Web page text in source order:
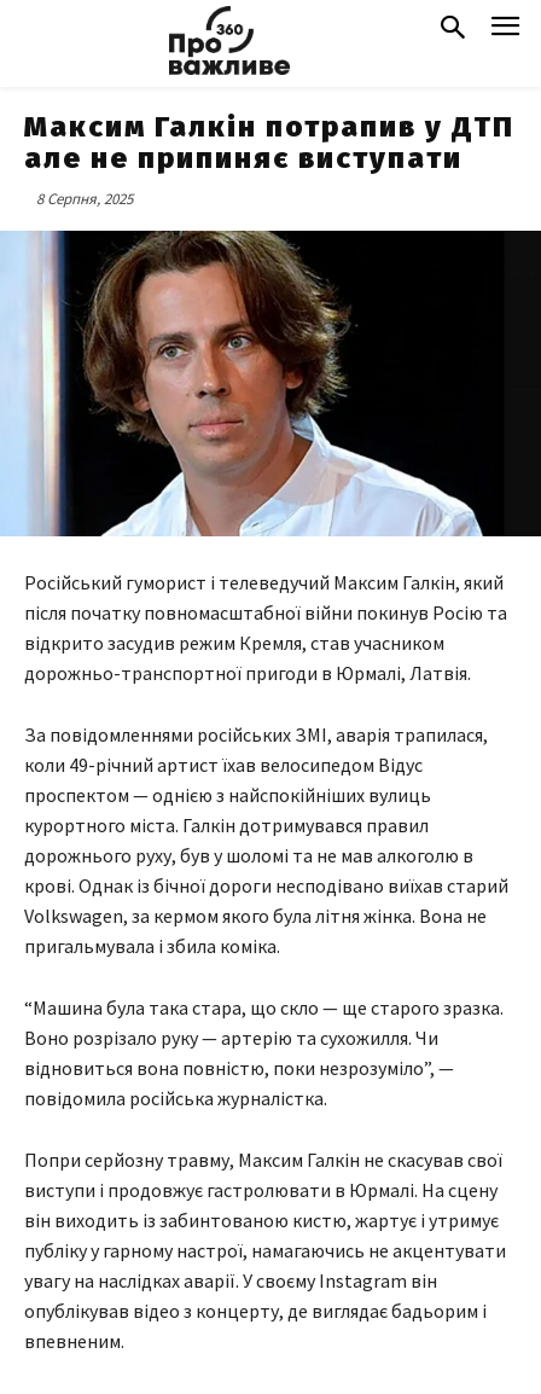
Максим Галкін потрапив у ДТП
але не припиняє виступати
8 Серпня, 2025
Російський гуморист і телеведучий Максим Галкін, який
після початку повномасштабної війни покинув Росію та
відкрито засудив режим Кремля, став учасником
дорожньо-транспортної пригоди в Юрмалі, Латвія.
За повідомленнями російських ЗМІ, аварія трапилася,
коли 49-річний артист їхав велосипедом Відус
проспектом — однією з найспокійніших вулиць
курортного міста. Галкін дотримувався правил
дорожнього руху, був у шоломі та не мав алкоголю в
крові. Однак із бічної дороги несподівано виїхав старий
Volkswagen, за кермом якого була літня жінка. Вона не
пригальмувала і збила коміка.
“Машина була така стара, що скло — ще старого зразка.
Воно розрізало руку — артерію та сухожилля. Чи
відновиться вона повністю, поки незрозуміло”, —
повідомила російська журналістка.
Попри серйозну травму, Максим Галкін не скасував свої
виступи і продовжує гастролювати в Юрмалі. На сцену
він виходить із забинтованою кистю, жартує і утримує
публіку у гарному настрої, намагаючись не акцентувати
увагу на наслідках аварії. У своєму Instagram він
опублікував відео з концерту, де виглядає бадьорим і
впевненим.